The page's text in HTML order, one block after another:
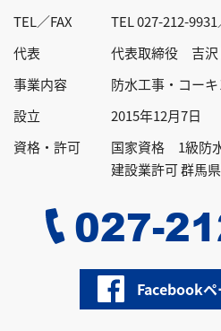
TEL／FAX
TEL 027-212-
代表
代表取締役 吉沢
事業内容
防水工事・コー
設立
2015年12月7日
資格・許可
国家資格 1級防
建設業許可 群馬
027-
Facebookペ